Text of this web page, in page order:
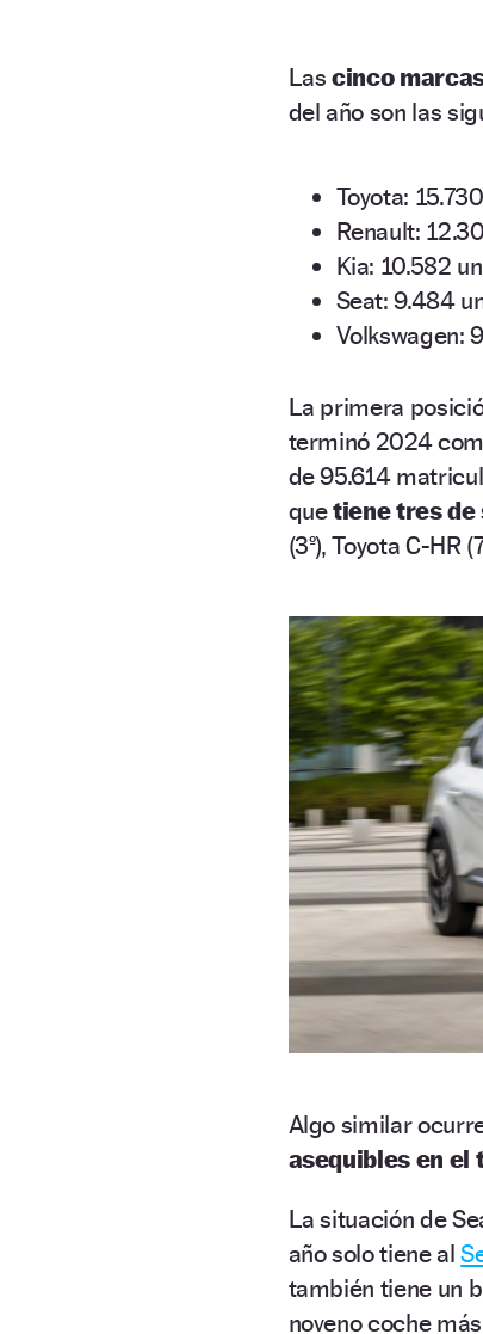
Lascinco
del año son las
Toyota:
Renault:
Kia: 10.582
Seat: 9.484
Volkswagen:
La primera
terminó 2024
de 95.614
quetiene tres de
(3º), Toyota C-HR
Algo similar
asequibles en el
La situación de
año solo tiene al
también tiene un
noveno coche